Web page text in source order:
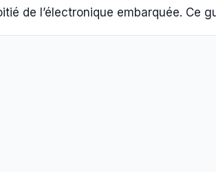
de l’électronique embarquée. Ce